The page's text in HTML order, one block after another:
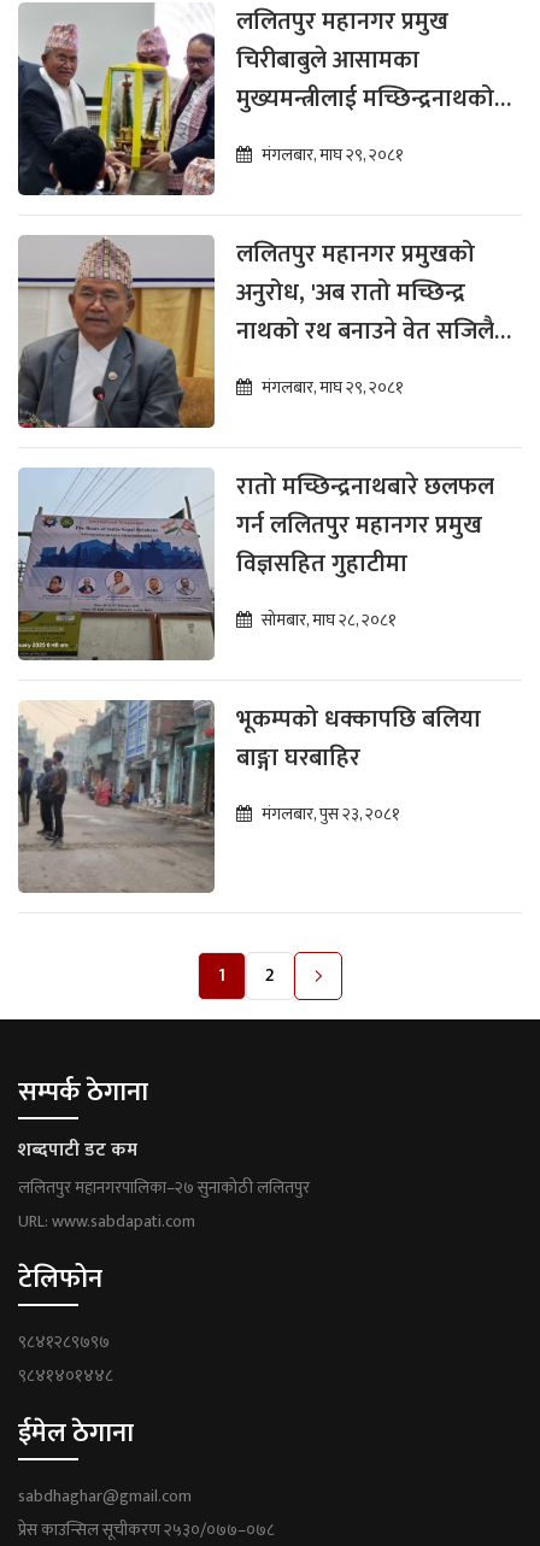
ललितपुर महानगर प्रमुख
चिरीबाबुले आसामका
मुख्यमन्त्रीलाई मच्छिन्द्रनाथको
रथयात्रा हेर्न दिए निम्तो
मंगलबार, माघ २९, २०८१
ललितपुर महानगर प्रमुखको
अनुरोध, 'अब रातो मच्छिन्द्र
नाथको रथ बनाउने वेत सजिलै
नेपाल लान पाइयोस्'
मंगलबार, माघ २९, २०८१
रातो मच्छिन्द्रनाथबारे छलफल
गर्न ललितपुर महानगर प्रमुख
विज्ञसहित गुहाटीमा
सोमबार, माघ २८, २०८१
भूकम्पको धक्कापछि बलिया
बाङ्गा घरबाहिर
मंगलबार, पुस २३, २०८१
1 2
सम्पर्क ठेगाना
शब्दपाटी डट कम
ललितपुर महानगरपालिका–२७ सुनाकोठी ललितपुर
URL: www.sabdapati.com
टेलिफोन
९८४१२८९७९७
९८४१४०१४४८
ईमेल ठेगाना
sabdhaghar@gmail.com
प्रेस काउन्सिल सूचीकरण २५३०/०७७–०७८